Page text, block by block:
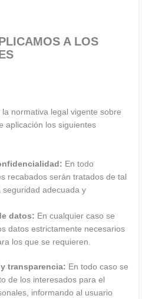
A LOS
normativa legal vigente sobre
aplicación los siguientes
En todo
recabados serán tratados de tal
adecuada y
datos: En cualquier caso se
datos estrictamente necesarios
los que se requieren.
transparencia: En todo caso se
de los interesados para el
informando al usuario